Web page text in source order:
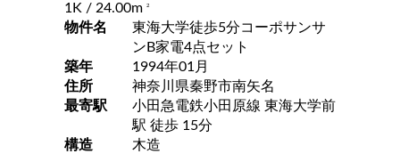
1K / 24.00m 2
物件名
東海大学徒歩5分コーポサンサ
ンB家電4点セット
築年
1994年01月
住所
神奈川県秦野市南矢名
最寄駅
小田急電鉄小田原線 東海大学前
駅 徒歩 15分
構造
木造